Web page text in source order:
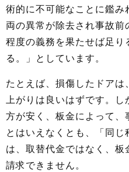
術的に不可能なことに鑑
両の異常が除去され事故
程度の義務を果たせば足
る。」としています。
たとえば、損傷したドア
上がりは良いはずです。
方が安く、板金によって
とはいえなくとも、「同
は、取替代金ではなく、
請求できません。